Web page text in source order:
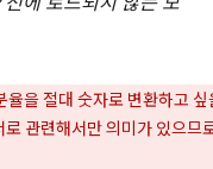
율을 절대 숫자로 변환하고 싶
관련해서만 의미가 있으므